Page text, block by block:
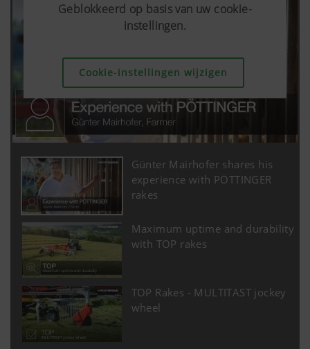
Geblokkeerd op basis van uw cookie-
instellingen.
Cookie-instellingen wijzigen
Geblokkeerd op basis van uw cookie-
instellingen.
Cookie-instellingen wijzigen
Günter Mairhofer shares his
experience with PÖTTINGER
rakes
Maximum uptime and durability
with TOP rakes
TOP Rakes - MULTITAST jockey
wheel